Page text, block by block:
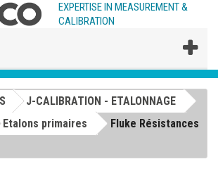
EXPERTISE IN MEASUREMENT &
CALIBRATION
J-CALIBRATION - ETALONNAGE
Etalons primaires
Fluke Résistances